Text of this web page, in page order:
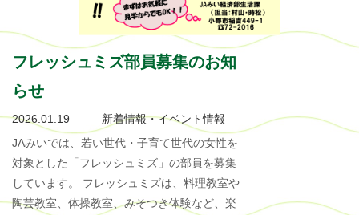
フレッシュミズ部員募集のお知
らせ
2026.01.19
新着情報・イベント情報
JAみいでは、若い世代・子育て世代の女性を
対象とした「フレッシュミズ」の部員を募集
しています。 フレッシュミズは、料理教室や
陶芸教室、体操教室、みそつき体験など、楽